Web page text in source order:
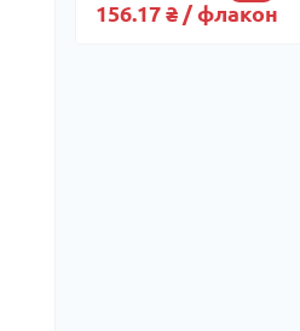
156.17 ₴ / флакон